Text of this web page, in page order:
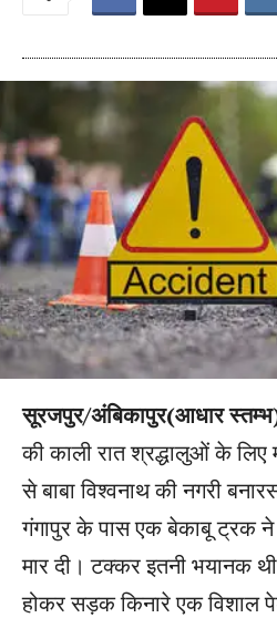
सूरजपुर/अंबिकापुर(आधार
की काली रात श्रद्धालुओं के
से बाबा विश्वनाथ की नगरी
गंगापुर के पास एक बेकाबू ट्रक
मार दी। टक्कर इतनी भयानक
होकर सड़क किनारे एक विशाल